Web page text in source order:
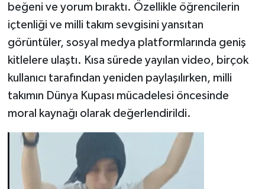
beğeni ve yorum bıraktı. Özellikle öğrencilerin
içtenliği ve milli takım sevgisini yansıtan
görüntüler, sosyal medya platformlarında geniş
kitlelere ulaştı. Kısa sürede yayılan video, birçok
kullanıcı tarafından yeniden paylaşılırken, milli
takımın Dünya Kupası mücadelesi öncesinde
moral kaynağı olarak değerlendirildi.